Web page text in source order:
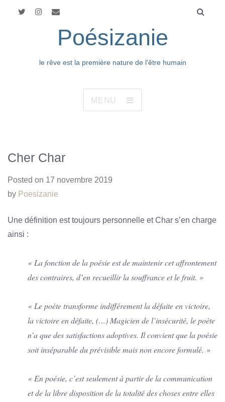
Poésizanie
le rêve est la première nature de l'être humain
MENU
Cher Char
Posted on 17 novembre 2019
by Poesizanie
Une définition est toujours personnelle et Char s’en charge
ainsi :
« La fonction de la poésie est de maintenir cet affrontement
des contraires, d’en recueillir la souffrance et le fruit. »
« Le poète transforme indifférement la défaite en victoire,
la victoire en défaite, (…) Magicien de l’insécurité, le poète
n’a que des satisfactions adoptives. Il convient que la poésie
soit inséparable du prévisible mais non encore formulé. »
« En poésie, c’est seulement à partir de la communication
et de la libre disposition de la totalité des choses entre elles